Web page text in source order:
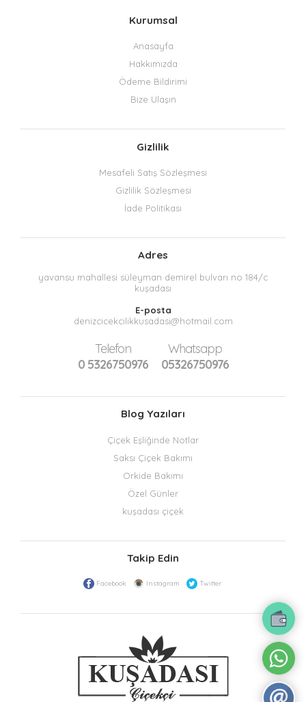
Kurumsal
Anasayfa
Hakkımızda
Ödeme Bildirimi
Bize Ulaşın
Gizlilik
Mesafeli Satış Sözleşmesi
Gizlilik Sözleşmesi
İade Politikası
Adres
yavansu mahallesi süleyman demirel bulvarı no 184/c
kuşadası
E-posta
denizcicekcilikkusadasi@hotmail.com
Telefon
0 5326750976
Whatsapp
05326750976
Blog Yazıları
Çiçek Eşliğinde Notlar
Saksı Çiçek Bakımı
Orkide Bakımı
Özel Günler
kuşadası çiçek
Takip Edin
Facebook Instagram Twitter